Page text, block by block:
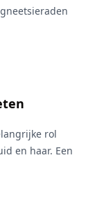
rol
en haar. Een